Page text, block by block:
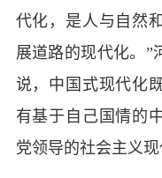
代化，是人与自然
展道路的现代化。”
说，中国式现代化
有基于自己国情的
党领导的社会主义现